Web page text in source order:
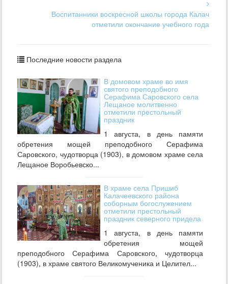
Воспитанники воскресной школы города Калач
отметили окончание учебного года
Последние новости раздела
В домовом храме во имя
святого преподобного
Серафима Саровского села
Лещаное молитвенно
отметили престольный
праздник
1 августа, в день памяти
обретения мощей преподобного Серафима
Саровского, чудотворца (1903), в домовом храме села
Лещаное Воробьевско...
В храме села Пришиб
Калачеевского района
соборным богослужением
отметили престольный
праздник северного придела
1 августа, в день памяти
обретения мощей
преподобного Серафима Саровского, чудотворца
(1903), в храме святого Великомученика и Целител...